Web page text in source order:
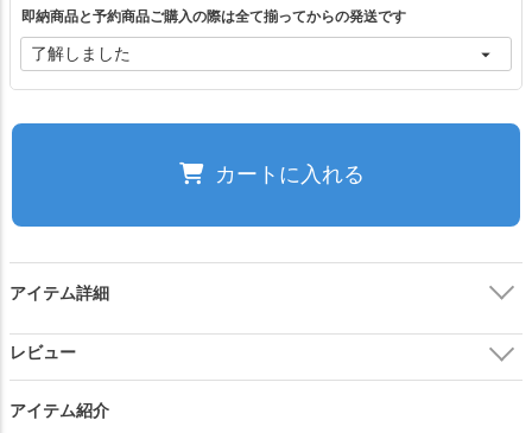
ブラウン
即納商品と予約商品ご購入の際は全て揃ってからの発送です
カートに入れる
アイテム詳細
アイテム紹介